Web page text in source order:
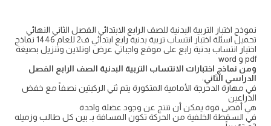
نموذج اختبار التربية البدنية للصف الرابع الابتدائي الفصل الثاني النهائي
تحميل اسئلة اختبار انتساب تربية بدنية رابع ابتدائي ف2 للعام 1446 نماذج
اختبار انتساب بدنية رابع على موقع واجباتي عرض اونلاين وتنزيل بصيغة
pdf و word
ومن نماذج اختبارات الانتساب التربية البدنية الصف الرابع الفصل
الدراسي الثاني:
في مهارة الدحرجة الأمامية المتكورة يتم ثني الركبتين نصفاً مع خفض
الذراعين
هي أقصى قوة يمكن أن تنتج عن وجود عضلة واحدة
في السقطة الخلفية من الحركة تكون المسافة بـ بين كل طالب وزميله